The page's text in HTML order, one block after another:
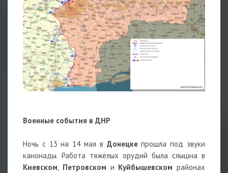
Военные события в ДНР
Ночь с 13 на 14 мая в Донецкепрошла под звуки
канонады. Работа тяжёлых орудий была слышна в
Киевском, Петровском и Куйбышевском районах